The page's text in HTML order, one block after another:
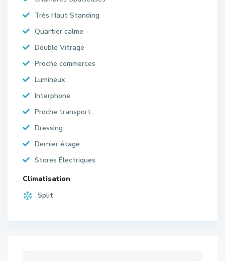
Très Haut Standing
Quartier calme
Double Vitrage
Proche commerces
Lumineux
Interphone
Proche transport
Dressing
Dernier étage
Stores Électriques
Climatisation
Split